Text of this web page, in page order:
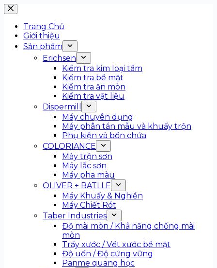
Trang Chủ
Giới thiệu
Sản phẩm
Erichsen
Kiểm tra kim loại tấm
Kiểm tra bề mặt
Kiểm tra ăn mòn
Kiểm tra vật liệu
Dispermill
Máy chuyên dụng
Máy phân tán mẫu và khuấy trộn
Phụ kiện và bồn chứa
COLORIANCE
Máy trộn sơn
Máy lắc sơn
Máy pha màu
OLIVER + BATLLE
Máy Khuấy & Nghiền
Máy Chiết Rót
Taber Industries
Độ mài mòn / Khả năng chống mài
mòn
Trầy xước / Vết xước bề mặt
Độ uốn / Độ cứng vững
Panme quang học